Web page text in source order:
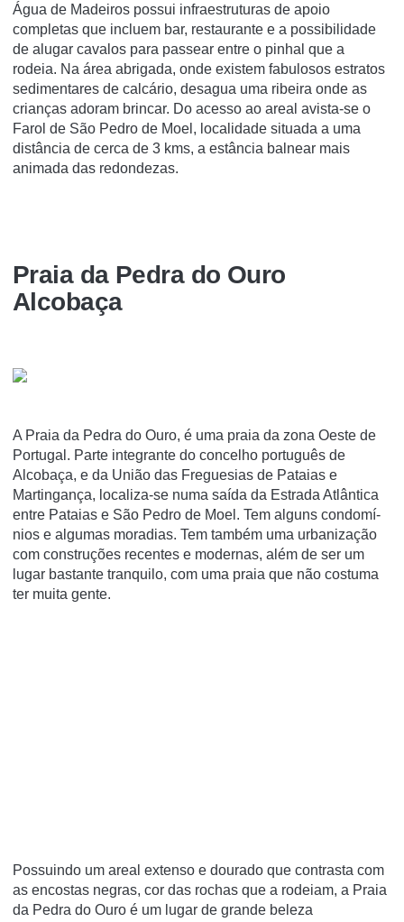
Água de Madeiros possui infraestruturas de apoio
completas que incluem bar, restaurante e a possibilidade
de alugar cavalos para passear entre o pinhal que a
rodeia. Na área abrigada, onde existem fabulosos estratos
sedimentares de calcário, desagua uma ribeira onde as
crianças adoram brincar. Do acesso ao areal avista-se o
Farol de São Pedro de Moel, localidade situada a uma
distância de cerca de 3 kms, a estância balnear mais
animada das redondezas.
Praia da Pedra do Ouro
Alcobaça
A Praia da Pedra do Ouro, é uma praia da zona Oeste de
Portugal. Parte integrante do concelho português de
Alcobaça, e da União das Freguesias de Pataias e
Martingança, localiza-se numa saí­da da Estrada Atlântica
entre Pataias e São Pedro de Moel. Tem alguns condomí­
nios e algumas moradias. Tem também uma urbanização
com construções recentes e modernas, além de ser um
lugar bastante tranquilo, com uma praia que não costuma
ter muita gente.
Possuindo um areal extenso e dourado que contrasta com
as encostas negras, cor das rochas que a rodeiam, a Praia
da Pedra do Ouro é um lugar de grande beleza